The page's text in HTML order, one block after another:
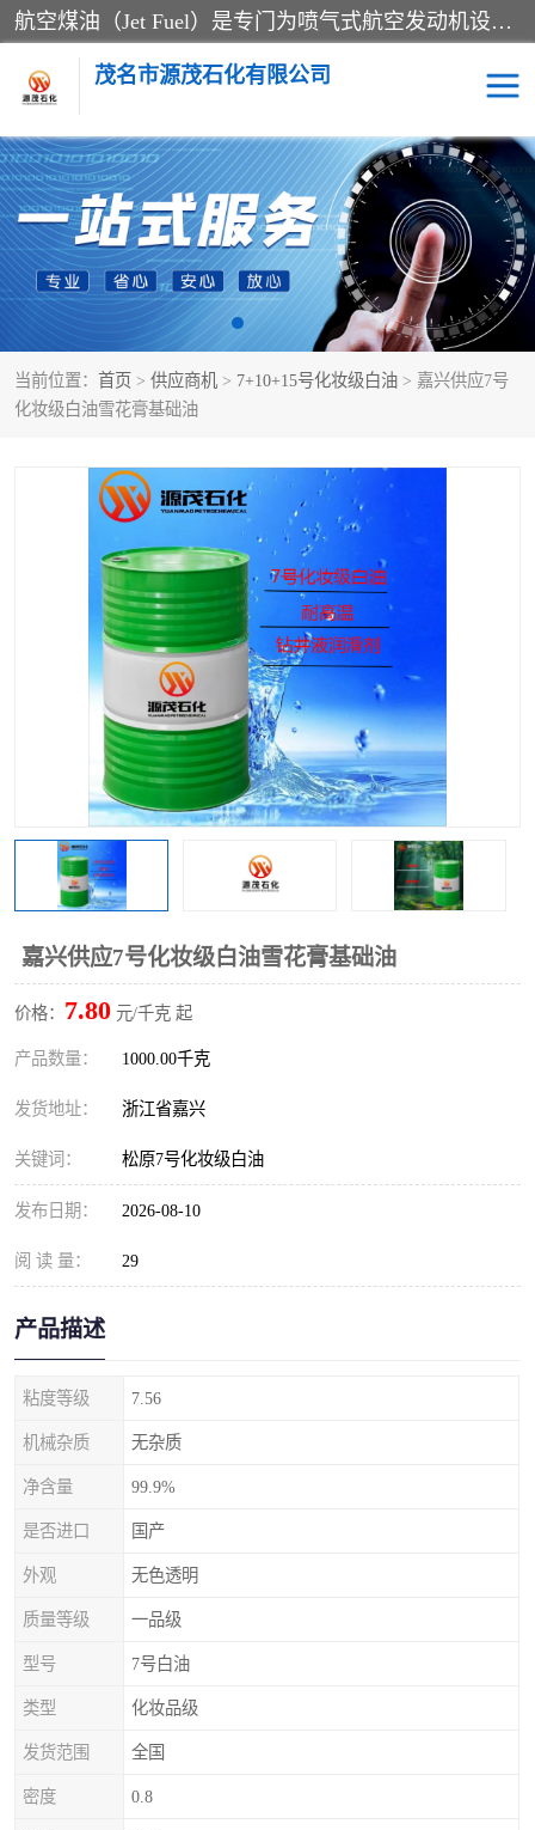
航空煤油（Jet Fuel）是专门为喷气式航空发动机设计的高纯度燃料，主要分为Jet A、Jet A-1和Jet B等类型。其特点是闪点高、低温流动性好，并添加了抗静电剂和抗氧化剂以确保飞行安全。航空煤油需
茂名市源茂石化有限公司
当前位置： 首页 > 供应商机 > 7+10+15号化妆级白油 > 嘉兴供应7号
化妆级白油雪花膏基础油
嘉兴供应7号化妆级白油雪花膏基础油
价格： 7.80 元/千克 起
产品数量： 1000.00千克
发货地址： 浙江省嘉兴
关键词： 松原7号化妆级白油
发布日期： 2026-08-10
阅 读 量： 29
产品描述
粘度等级 7.56
机械杂质 无杂质
净含量 99.9%
是否进口 国产
外观 无色透明
质量等级 一品级
型号 7号白油
类型 化妆品级
发货范围 全国
密度 0.8
RP3航空煤油 D20+D30溶剂油
D40+D60溶剂油 D80+D100溶剂油
6号+120号溶剂油 260号溶剂油
异构烷烃 天然乳胶
26+32号化妆级白油 46+68号化妆级白油
2731溶剂油